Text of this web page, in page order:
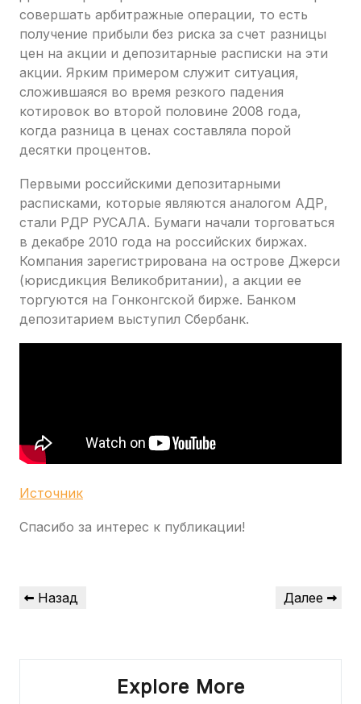
совершать арбитражные операции, то есть
получение прибыли без риска за счет разницы
цен на акции и депозитарные расписки на эти
акции. Ярким примером служит ситуация,
сложившаяся во время резкого падения
котировок во второй половине 2008 года,
когда разница в ценах составляла порой
десятки процентов.
Первыми российскими депозитарными
расписками, которые являются аналогом АДР,
стали РДР РУСАЛА. Бумаги начали торговаться
в декабре 2010 года на российских биржах.
Компания зарегистрирована на острове Джерси
(юрисдикция Великобритании), а акции ее
торгуются на Гонконгской бирже. Банком
депозитарием выступил Сбербанк.
Источник
Спасибо за интерес к публикации!
Навигация
по
Предыдущая
Назад
Следующая
Далее
Explore More